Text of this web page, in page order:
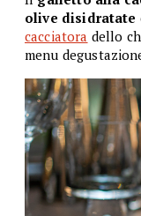
olive disidratate
cacciatora dello
menu